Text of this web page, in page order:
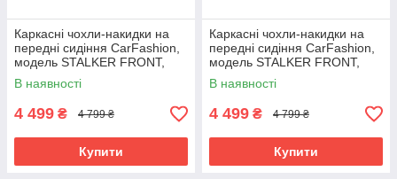
Каркасні чохли-накидки на
передні сидіння CarFashion,
модель STALKER FRONT,
бежевий/бежевий
В наявності
4 499 ₴ 4 799 ₴
Купити
Каркасні чохли-накидки на
передні сидіння CarFashion,
модель STALKER FRONT,
чорний/т.сірий
В наявності
4 499 ₴ 4 799 ₴
Купити